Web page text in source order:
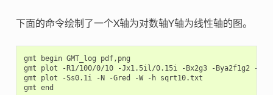
下面的命令绘制了一个X轴为对数轴Y轴为线性轴的图。
gmt begin GMT_log pdf,png
gmt plot -R1/100/0/10 -Jx1.5il/0.15i -Bx2g3 -Bya2f1g2 -
gmt plot -Ss0.1i -N -Gred -W -h sqrt10.txt